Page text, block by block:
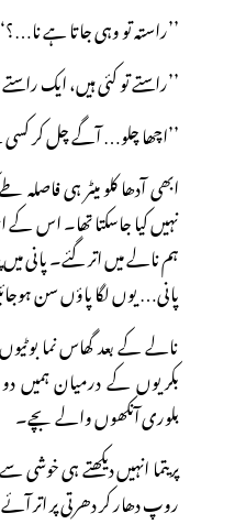
’’راستہ تو وہی جاتا ہے
’’راستے تو کئی ہیں، ایک
’’اچھا چلو… آگے چل کر
ابھی آدھا کلو میٹر ہی فاصلہ
نہیں کیا جاسکتا تھا۔ اس کے
ہم نالے میں اتر گئے۔ پانی
پانی… یوں لگا پاؤں سن
نالے کے بعد گھاس نما
بکریوں کے درمیان
بلوری آنکھوں والے بچے۔
پریتما انہیں دیکھتے ہی
روپ دھار کر دھرتی پر اتر